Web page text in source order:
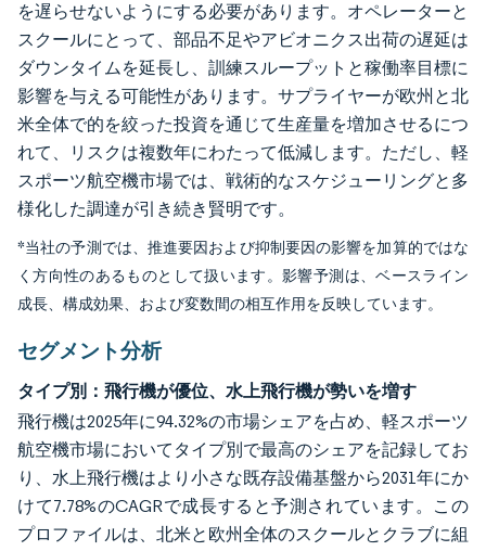
を遅らせないようにする必要があります。オペレーターと
スクールにとって、部品不足やアビオニクス出荷の遅延は
ダウンタイムを延長し、訓練スループットと稼働率目標に
影響を与える可能性があります。サプライヤーが欧州と北
米全体で的を絞った投資を通じて生産量を増加させるにつ
れて、リスクは複数年にわたって低減します。ただし、軽
スポーツ航空機市場では、戦術的なスケジューリングと多
様化した調達が引き続き賢明です。
*当社の予測では、推進要因および抑制要因の影響を加算的ではな
く方向性のあるものとして扱います。影響予測は、ベースライン
成長、構成効果、および変数間の相互作用を反映しています。
セグメント分析
タイプ別：飛行機が優位、水上飛行機が勢いを増す
飛行機は2025年に94.32%の市場シェアを占め、軽スポーツ
航空機市場においてタイプ別で最高のシェアを記録してお
り、水上飛行機はより小さな既存設備基盤から2031年にか
けて7.78%のCAGRで成長すると予測されています。この
プロファイルは、北米と欧州全体のスクールとクラブに組